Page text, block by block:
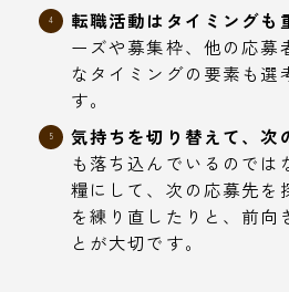
転職活動はタイミングも
ーズや募集枠、他の応募
なタイミングの要素も選
す。
気持ちを切り替えて、次
も落ち込んでいるのでは
糧にして、次の応募先を
を練り直したりと、前向
とが大切です。